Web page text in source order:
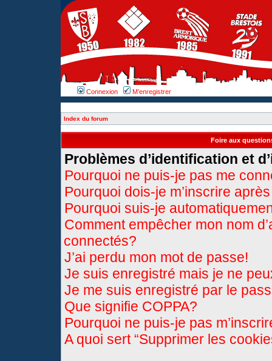
Connexion M’enregistrer
Index du forum
Foire aux
Problèmes d’identification et
Pourquoi ne puis-je pas me
Pourquoi dois-je m’inscrire
Pourquoi suis-je
Comment empêcher mon nom
connectés?
J’ai perdu mon mot de passe!
Je suis enregistré mais je ne
Je me suis enregistré par le
Que signifie COPPA?
Pourquoi ne puis-je pas
A quoi sert “Supprimer les